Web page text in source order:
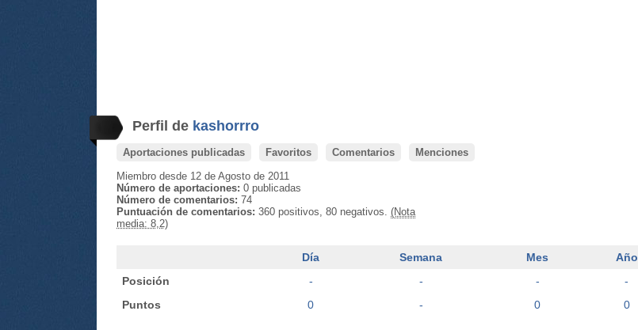
Perfil de kashorrro
Aportaciones publicadas Favoritos Comentarios
Menciones
Miembro desde 12 de Agosto de 2011
Número de aportaciones: 0 publicadas
Número de comentarios: 74
Puntuación de comentarios: 360 positivos, 80 negativos. (Nota
media: 8,2)
Día Semana Mes
Año
Posición
- - -
-
Puntos
0 - 0 0